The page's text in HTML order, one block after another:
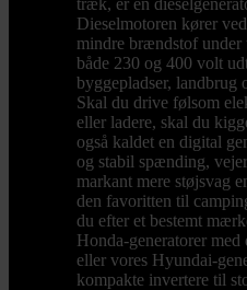
træk, er en
Dieselmotoren kører
mindre brændstof under
både 230 og 400 volt
byggepladser, landbrug
Skal du drive følsom
eller ladere, skal du
også kaldet en digital
og stabil spænding,
markant mere støjsvag
den favoritten til
du efter et bestemt
Honda-generatorer
eller vores Hyundai-
kompakte invertere til